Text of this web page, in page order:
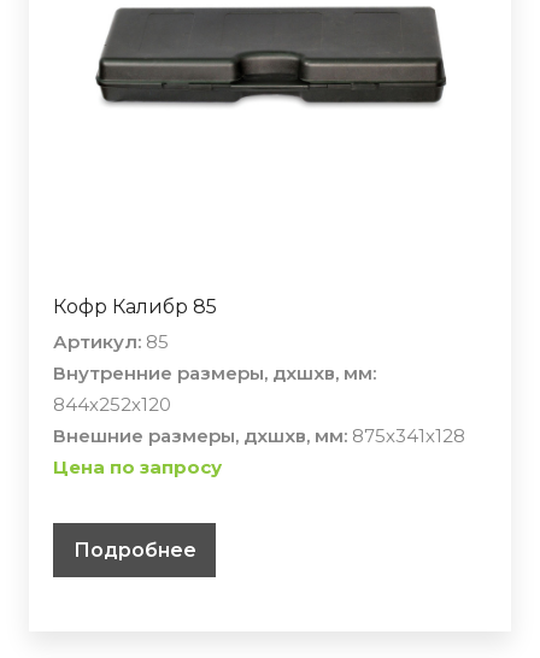
Кофр Калибр 85
Артикул: 85
Внутренние размеры, дхшхв, мм:
844х252х120
Внешние размеры, дхшхв, мм: 875х341х128
Цена по запросу
Подробнее